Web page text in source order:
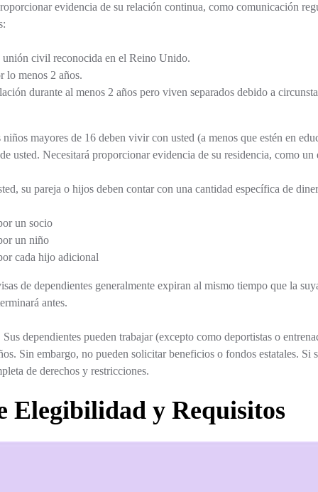
evidencia de su relación continua, como comunicación
unión civil reconocida en el Reino Unido.
lo menos 2 años.
durante al menos 2 años pero viven separados debido a
mayores de 16 deben vivir con usted (a menos que estén en
usted. Necesitará proporcionar evidencia de su residencia, como
su pareja o hijos deben contar con una cantidad específica de
un socio
un niño
cada hijo adicional
de dependientes generalmente expiran al mismo tiempo que la
antes.
Sus dependientes pueden trabajar (excepto como deportistas o
Sin embargo, no pueden solicitar beneficios o fondos estatales.
de derechos y restricciones.
Elegibilidad y Requisitos